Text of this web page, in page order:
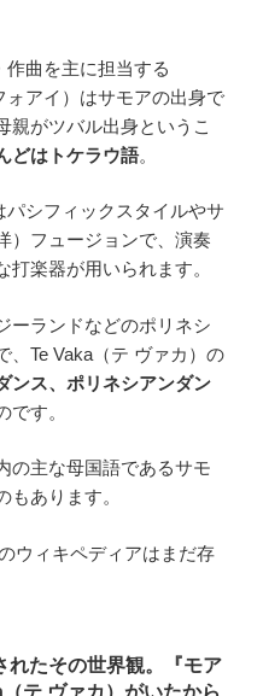
作曲を主に担当する
ォアイ）はサモアの出身で
親がツバル出身というこ
どはトケラウ語。
パシフィックスタイルやサ
）フュージョンで、演奏
楽器が用いられます。
ーランドなどのポリネシ
、Te Vaka（テ ヴァカ）の
ンス、ポリネシアンダン
です。
の主な母国語であるサモ
あります。
ウィキペディアはまだ存
れたその世界観。『モア